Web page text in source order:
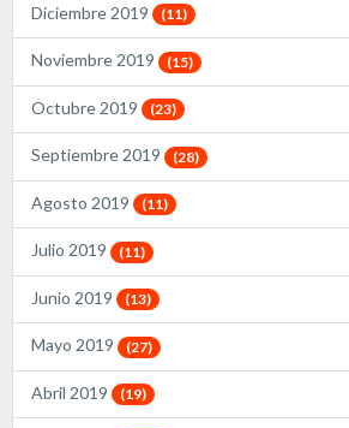
Diciembre 2019 (11)
Noviembre 2019 (15)
Octubre 2019 (23)
Septiembre 2019 (28)
Agosto 2019 (11)
Julio 2019 (11)
Junio 2019 (13)
Mayo 2019 (27)
Abril 2019 (19)